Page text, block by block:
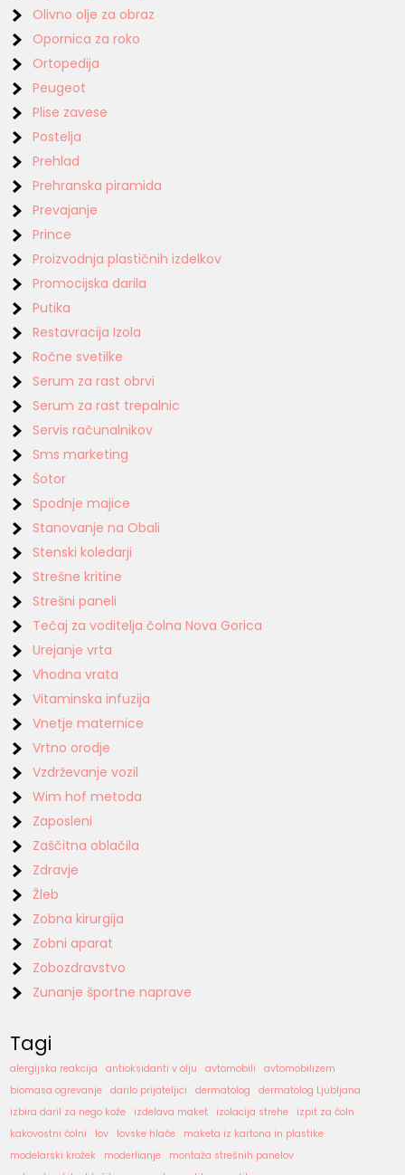
Olivno olje za obraz
Opornica za roko
Ortopedija
Peugeot
Plise zavese
Postelja
Prehlad
Prehranska piramida
Prevajanje
Prince
Proizvodnja plastičnih izdelkov
Promocijska darila
Putika
Restavracija Izola
Ročne svetilke
Serum za rast obrvi
Serum za rast trepalnic
Servis računalnikov
Sms marketing
Šotor
Spodnje majice
Stanovanje na Obali
Stenski koledarji
Strešne kritine
Strešni paneli
Tečaj za voditelja čolna Nova Gorica
Urejanje vrta
Vhodna vrata
Vitaminska infuzija
Vnetje maternice
Vrtno orodje
Vzdrževanje vozil
Wim hof metoda
Zaposleni
Zaščitna oblačila
Zdravje
Žleb
Zobna kirurgija
Zobni aparat
Zobozdravstvo
Zunanje športne naprave
Tagi
alergijska reakcija antioksidanti v olju avtomobili
avtomobilizem
biomasa ogrevanje
darilo prijateljici dermatolog
dermatolog Ljubljana
izbira daril za nego kože
izdelava maket izolacija strehe
izpit za čoln
kakovostni čolni
lov lovske hlače
maketa iz kartona in plastike
modelarski krožek
moderlianje
montaža strešnih panelov